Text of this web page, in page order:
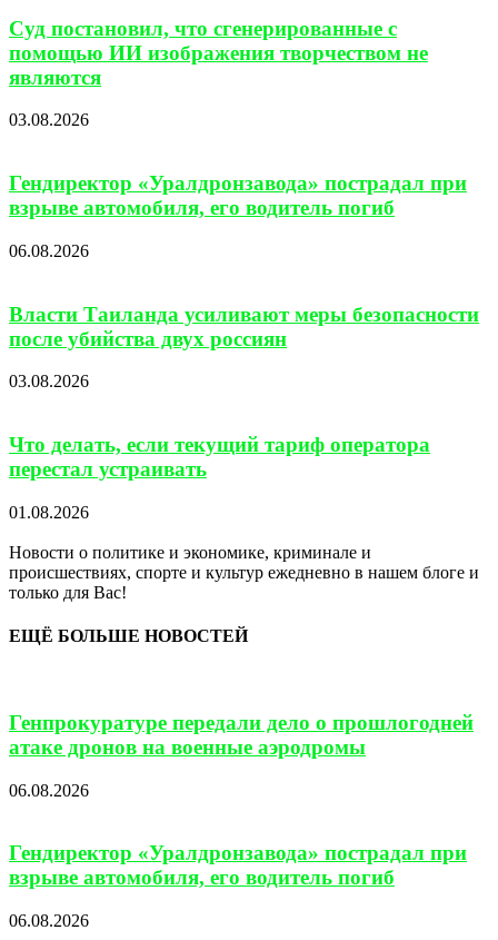
Суд постановил, что сгенерированные с
помощью ИИ изображения творчеством не
являются
03.08.2026
Гендиректор «Уралдронзавода» пострадал при
взрыве автомобиля, его водитель погиб
06.08.2026
Власти Таиланда усиливают меры безопасности
после убийства двух россиян
03.08.2026
Что делать, если текущий тариф оператора
перестал устраивать
01.08.2026
Новости о политике и экономике, криминале и
происшествиях, спорте и культур ежедневно в нашем блоге и
только для Вас!
ЕЩЁ БОЛЬШЕ НОВОСТЕЙ
Генпрокуратуре передали дело о прошлогодней
атаке дронов на военные аэродромы
06.08.2026
Гендиректор «Уралдронзавода» пострадал при
взрыве автомобиля, его водитель погиб
06.08.2026